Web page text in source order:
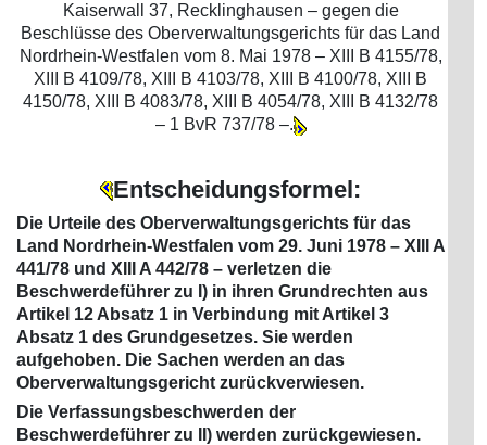
Kaiserwall 37, Recklinghausen – gegen die
Beschlüsse des Oberverwaltungsgerichts für das Land
Nordrhein-Westfalen vom 8. Mai 1978 – XIII B 4155/78,
XIII B 4109/78, XIII B 4103/78, XIII B 4100/78, XIII B
4150/78, XIII B 4083/78, XIII B 4054/78, XIII B 4132/78
– 1 BvR 737/78 –.
Entscheidungsformel:
Die Urteile des Oberverwaltungsgerichts für das
Land Nordrhein-Westfalen vom 29. Juni 1978 – XIII A
441/78 und XIII A 442/78 – verletzen die
Beschwerdeführer zu I) in ihren Grundrechten aus
Artikel 12 Absatz 1 in Verbindung mit Artikel 3
Absatz 1 des Grundgesetzes. Sie werden
aufgehoben. Die Sachen werden an das
Oberverwaltungsgericht zurückverwiesen.
Die Verfassungsbeschwerden der
Beschwerdeführer zu II) werden zurückgewiesen.